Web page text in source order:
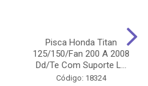
Pisca Honda Titan
125/150/Fan 200 A 2008
Dd/Te Com Suporte L...
Código: 18324